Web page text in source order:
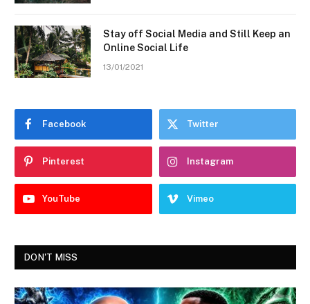
Stay off Social Media and Still Keep an
Online Social Life
13/01/2021
Facebook Twitter
Pinterest Instagram
YouTube Vimeo
DON'T MISS